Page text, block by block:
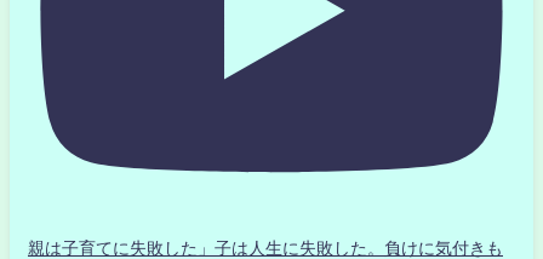
親は子育てに失敗した」子は人生に失敗した。負けに気付きも